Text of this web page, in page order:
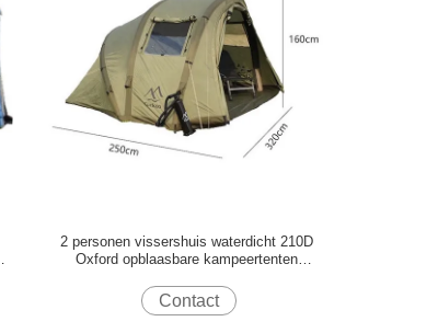
2 personen vissershuis waterdicht 210D
Oxford opblaasbare kampeertenten
Contact